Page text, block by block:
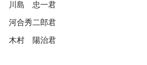
川島 忠一君
河合秀二郎君
木村 陽治君